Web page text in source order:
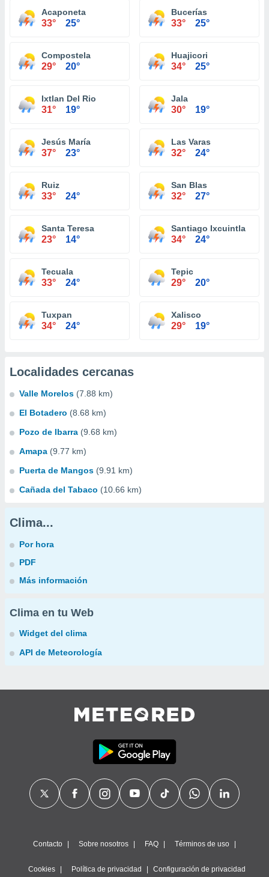
Acaponeta
33° 25°
Bucerías
33° 25°
Compostela
29° 20°
Huajicori
34° 25°
Ixtlan Del Rio
31° 19°
Jala
30° 19°
Jesús María
37° 23°
Las Varas
32° 24°
Ruiz
33° 24°
San Blas
32° 27°
Santa Teresa
23° 14°
Santiago Ixcuintla
34° 24°
Tecuala
33° 24°
Tepic
29° 20°
Tuxpan
34° 24°
Xalisco
29° 19°
Localidades cercanas
Valle Morelos (7.88 km)
El Botadero (8.68 km)
Pozo de Ibarra (9.68 km)
Amapa (9.77 km)
Puerta de Mangos (9.91 km)
Cañada del Tabaco (10.66 km)
Clima...
Por hora
PDF
Más información
Clima en tu Web
Widget del clima
API de Meteorología
Contacto Sobre nosotros FAQ Términos de uso
Cookies Política de privacidad Configuración de privacidad